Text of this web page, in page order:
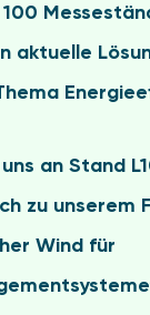
aktuelle
an Stand
zu unserem
Wind für